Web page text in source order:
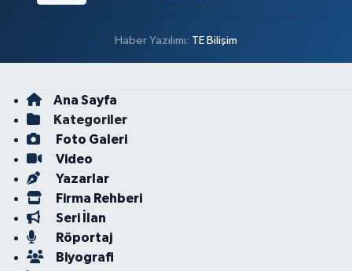
Haber Yazılımı: TE Bilişim
Ana Sayfa
Kategoriler
Foto Galeri
Video
Yazarlar
Firma Rehberi
Seri İlan
Röportaj
Biyografi